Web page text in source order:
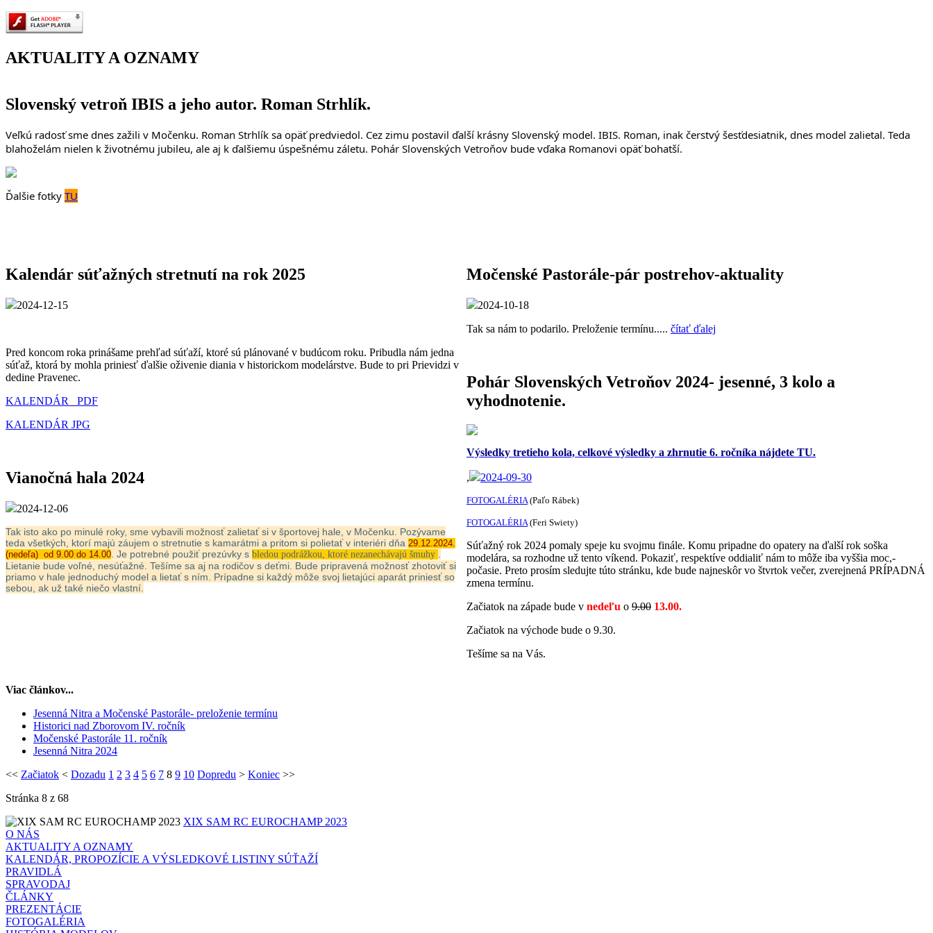
AKTUALITY A OZNAMY
Slovenský vetroň IBIS a jeho autor. Roman Strhlík.
Veľkú radosť sme dnes zažili v Močenku. Roman Strhlík sa opäť predviedol. Cez zimu postavil ďalší krásny Slovenský model. IBIS. Roman, inak čerstvý šesťdesiatnik, dnes model zalietal. Teda
blahoželám nielen k životnému jubileu, ale aj k ďalšiemu úspešnému záletu. Pohár Slovenských Vetroňov bude vďaka Romanovi opäť bohatší.
Ďalšie fotky TU
Kalendár súťažných stretnutí na rok 2025
2024-12-15
Pred koncom roka prinášame prehľad súťaží, ktoré sú plánované v budúcom roku. Pribudla nám jedna
súťaž, ktorá by mohla priniesť ďalšie oživenie diania v historickom modelárstve. Bude to pri Prievidzi v
dedine Pravenec.
KALENDÁR PDF
KALENDÁR JPG
Vianočná hala 2024
2024-12-06
Tak isto ako po minulé roky, sme vybavili možnosť zalietať si v športovej hale, v Močenku. Pozývame
teda všetkých, ktorí majú záujem o stretnutie s kamarátmi a pritom si polietať v interiéri dňa 29.12.2024.
(nedeľa) od 9.00 do 14.00 . Je potrebné použiť prezúvky s bledou podrážkou, ktoré nezanechávajú šmuhy
Lietanie bude voľné, nesúťažné. Tešíme sa aj na rodičov s deťmi. Bude pripravená možnosť zhotoviť si
priamo v hale jednoduchý model a lietať s ním. Prípadne si každý môže svoj lietajúci aparát priniesť so
sebou, ak už také niečo vlastní.
Močenské Pastorále-pár postrehov-aktuality
2024-10-18
Tak sa nám to podarilo. Preloženie termínu..... čítať ďalej
Pohár Slovenských Vetroňov 2024- jesenné, 3 kolo a
vyhodnotenie.
Výsledky tretieho kola, celkové výsledky a zhrnutie 6. ročníka nájdete TU.
, 2024-09-30
FOTOGALÉRIA (Paľo Rábek)
FOTOGALÉRIA (Feri Swiety)
Súťažný rok 2024 pomaly speje ku svojmu finále. Komu pripadne do opatery na ďalší rok soška
modelára, sa rozhodne už tento víkend. Pokaziť, respektíve oddialiť nám to môže iba vyššia moc,-
počasie. Preto prosím sledujte túto stránku, kde bude najneskôr vo štvrtok večer, zverejnená PRÍPADNÁ
zmena termínu.
Začiatok na západe bude v nedeľu o 9.00 13.00.
Začiatok na východe bude o 9.30.
Tešíme sa na Vás.
Viac článkov...
Jesenná Nitra a Močenské Pastorále- preloženie termínu
Historici nad Zborovom IV. ročník
Močenské Pastorále 11. ročník
Jesenná Nitra 2024
<< Začiatok < Dozadu 1 2 3 4 5 6 7 8 9 10 Dopredu > Koniec >>
Stránka 8 z 68
XIX SAM RC EUROCHAMP 2023
O NÁS
AKTUALITY A OZNAMY
KALENDÁR, PROPOZÍCIE A VÝSLEDKOVÉ LISTINY SÚŤAŽÍ
PRAVIDLÁ
SPRAVODAJ
ČLÁNKY
PREZENTÁCIE
FOTOGALÉRIA